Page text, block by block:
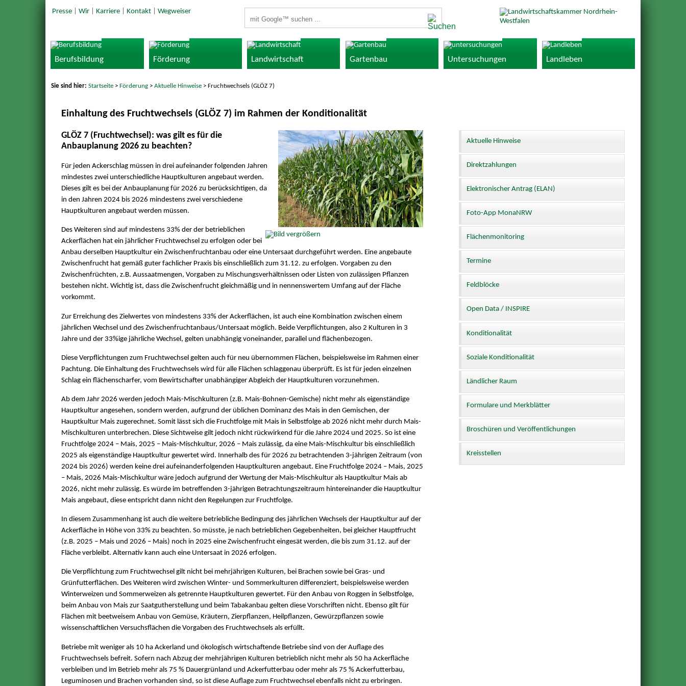
Presse| Wir| Karriere| Kontakt| Wegweiser
Berufsbildung Förderung Landwirtschaft Gartenbau Untersuchungen Landleben
Sie sind hier:Startseite >Förderung >Aktuelle Hinweise > Fruchtwechsels (GLÖZ 7)
Einhaltung des Fruchtwechsels (GLÖZ 7) im Rahmen der Konditionalität
GLÖZ 7 (Fruchtwechsel): was gilt es für die
Anbauplanung 2026 zu beachten?
Für jeden Ackerschlag müssen in drei aufeinander folgenden Jahren
mindestes zwei unterschiedliche Hauptkulturen angebaut werden.
Dieses gilt es bei der Anbauplanung für 2026 zu berücksichtigen, da
in den Jahren 2024 bis 2026 mindestens zwei verschiedene
Hauptkulturen angebaut werden müssen.
Des Weiteren sind auf mindestens 33% der der betrieblichen
Ackerflächen hat ein jährlicher Fruchtwechsel zu erfolgen oder bei
Anbau derselben Hauptkultur ein Zwischenfruchtanbau oder eine Untersaat durchgeführt werden. Eine angebaute
Zwischenfrucht hat gemäß guter fachlicher Praxis bis einschließlich zum 31.12. zu erfolgen. Vorgaben zu den
Zwischenfrüchten, z.B. Aussaatmengen, Vorgaben zu Mischungsverhältnissen oder Listen von zulässigen Pflanzen
bestehen nicht. Wichtig ist, dass die Zwischenfrucht gleichmäßig und in nennenswertem Umfang auf der Fläche
vorkommt.
Zur Erreichung des Zielwertes von mindestens 33% der Ackerflächen, ist auch eine Kombination zwischen einem
jährlichen Wechsel und des Zwischenfruchtanbaus/Untersaat möglich. Beide Verpflichtungen, also 2 Kulturen in 3
Jahre und der 33%ige jährliche Wechsel, gelten unabhängig voneinander, parallel und flächenbezogen.
Diese Verpflichtungen zum Fruchtwechsel gelten auch für neu übernommen Flächen, beispielsweise im Rahmen einer
Pachtung. Die Einhaltung des Fruchtwechsels wird für alle Flächen schlaggenau überprüft. Es ist für jeden einzelnen
Schlag ein flächenscharfer, vom Bewirtschafter unabhängiger Abgleich der Hauptkulturen vorzunehmen.
Ab dem Jahr 2026 werden jedoch Mais-Mischkulturen (z.B. Mais-Bohnen-Gemische) nicht mehr als eigenständige
Hauptkultur angesehen, sondern werden, aufgrund der üblichen Dominanz des Mais in den Gemischen, der
Hauptkultur Mais zugerechnet. Somit lässt sich die Fruchtfolge mit Mais in Selbstfolge ab 2026 nicht mehr durch Mais-
Mischkulturen unterbrechen. Diese Sichtweise gilt jedoch nicht rückwirkend für die Jahre 2024 und 2025. So ist eine
Fruchtfolge 2024 – Mais, 2025 – Mais-Mischkultur, 2026 – Mais zulässig, da eine Mais-Mischkultur bis einschließlich
2025 als eigenständige Hauptkultur gewertet wird. Innerhalb des für 2026 zu betrachtenden 3-jährigen Zeitraum (von
2024 bis 2026) werden keine drei aufeinanderfolgenden Hauptkulturen angebaut. Eine Fruchtfolge 2024 – Mais, 2025
– Mais, 2026 Mais-Mischkultur wäre jedoch aufgrund der Wertung der Mais-Mischkultur als Hauptkultur Mais ab
2026, nicht mehr zulässig. Es würde im betreffenden 3-jährigen Betrachtungszeitraum hintereinander die Hauptkultur
Mais angebaut, diese entspricht dann nicht den Regelungen zur Fruchtfolge.
In diesem Zusammenhang ist auch die weitere betriebliche Bedingung des jährlichen Wechsels der Hauptkultur auf der
Ackerfläche in Höhe von 33% zu beachten. So müsste, je nach betrieblichen Gegebenheiten, bei gleicher Hauptfrucht
(z.B. 2025 – Mais und 2026 – Mais) noch in 2025 eine Zwischenfrucht eingesät werden, die bis zum 31.12. auf der
Fläche verbleibt. Alternativ kann auch eine Untersaat in 2026 erfolgen.
Die Verpflichtung zum Fruchtwechsel gilt nicht bei mehrjährigen Kulturen, bei Brachen sowie bei Gras- und
Grünfutterflächen. Des Weiteren wird zwischen Winter- und Sommerkulturen differenziert, beispielsweise werden
Winterweizen und Sommerweizen als getrennte Hauptkulturen gewertet. Für den Anbau von Roggen in Selbstfolge,
beim Anbau von Mais zur Saatgutherstellung und beim Tabakanbau gelten diese Vorschriften nicht. Ebenso gilt für
Flächen mit beetweisem Anbau von Gemüse, Kräutern, Zierpflanzen, Heilpflanzen, Gewürzpflanzen sowie
wissenschaftlichen Versuchsflächen die Vorgaben des Fruchtwechsels als erfüllt.
Betriebe mit weniger als 10 ha Ackerland und ökologisch wirtschaftende Betriebe sind von der Auflage des
Fruchtwechsels befreit. Sofern nach Abzug der mehrjährigen Kulturen betrieblich nicht mehr als 50 ha Ackerfläche
verbleiben und im Betrieb mehr als 75 % Dauergrünland und Ackerfutterbau oder mehr als 75 % Ackerfutterbau,
Leguminosen und Brachen vorhanden sind, so ist diese Auflage zum Fruchtwechsel ebenfalls nicht zu erbringen.
Aktuelle Hinweise
Direktzahlungen
Elektronischer Antrag (ELAN)
Foto-App MonaNRW
Flächenmonitoring
Termine
Feldblöcke
Open Data / INSPIRE
Konditionalität
Soziale Konditionalität
Ländlicher Raum
Formulare und Merkblätter
Broschüren und Veröffentlichungen
Kreisstellen